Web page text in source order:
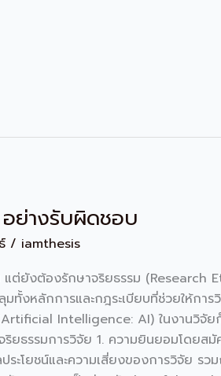
อย่างรับผิดชอบ
/ iamthesis
แต่ยังต้องรักษาจริยธรรม (Research
งหลักการและกฎระเบียบที่ช่วยให้การ
Intelligence: AI) ในงานวิจัย
ยธรรมการวิจัย 1. ความยินยอมโดย
ะโยชน์และความเสี่ยงของการวิจัย ร